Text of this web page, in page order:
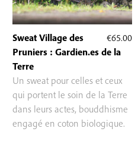
€65.00
Sweat Village des
Pruniers : Gardien.es de la
Terre
Un sweat pour celles et ceux
qui portent le soin de la Terre
dans leurs actes, bouddhisme
engagé en coton biologique.